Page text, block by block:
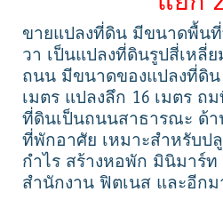
ขายแปลงที่ดิน มีขนาดพื้นที่
วา เป็นแปลงที่ดินรูปสี่เหลี่
ถนน มีขนาดของแปลงที่ดิน
เมตร แปลงลึก 16 เมตร ถ
ที่ดินเป็นถนนสาธารณะ ด้า
ที่พักอาศัย เหมาะสำหรับป
กำไร สร้างหอพัก มินิมาร์ท
สำนักงาน ฟิตเนส และอีก